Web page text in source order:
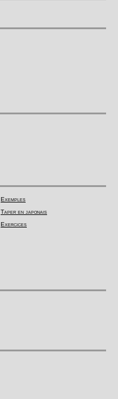
Exemples
Taper en japonais
Exercices